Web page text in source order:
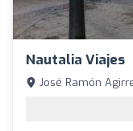
Nautalia Viajes
José Ramón